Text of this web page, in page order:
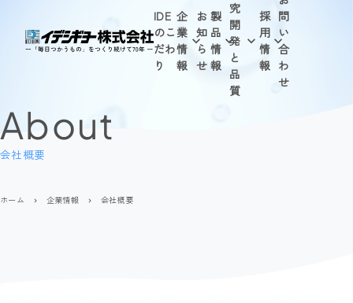
IDE
のこ
だわ
り
企
業
情
報
お
知
ら
せ
製
品
情
報
究
開
発
と
品
質
採
用
情
報
問
い
合
わ
せ
About
会社概要
ホーム navigate_next 企業情報 navigate_next 会社概要